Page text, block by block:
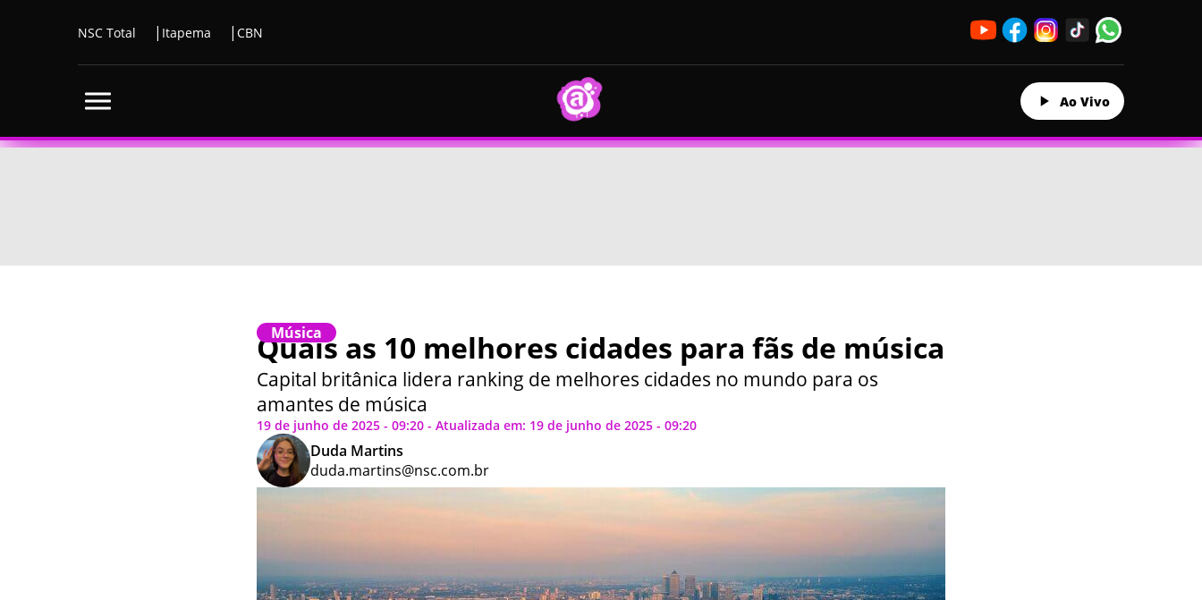
NSC Total Itapema CBN
Ao Vivo
Música
Quais as 10 melhores cidades para fãs de música
Capital britânica lidera ranking de melhores cidades no mundo para os
amantes de música
19 de junho de 2025 - 09:20 - Atualizada em: 19 de junho de 2025 - 09:20
Duda Martins
duda.martins@nsc.com.br